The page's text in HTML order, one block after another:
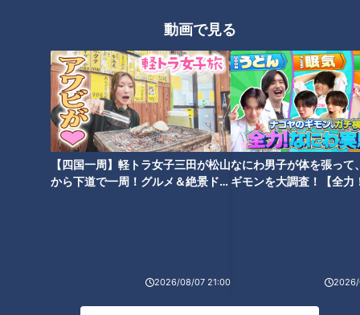
動画で見る
【四国一周】軽トラ女子三田が松山
から下道で一周！グルメ＆絶景ドラ
2026/08/07 21:00
なにわ男子が体を張って
ギモンを大調査！【全力
2026/
どうして身体は硬くなる？身体
の硬さが招く意外な不調…専門
医に学ぶ！健康効果抜群「万能
名医がコレステロールを下げる
方法を伝授